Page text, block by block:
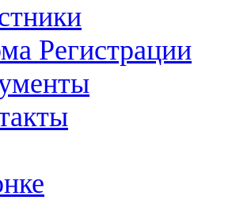
Регистрации